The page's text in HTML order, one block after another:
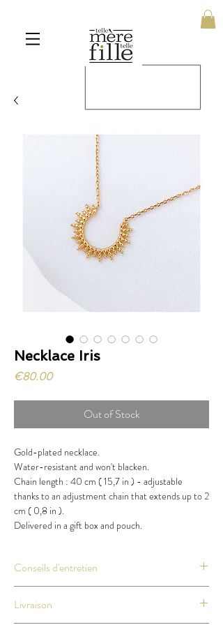
Necklace Iris
€80.00Price
Out of Stock
Gold-plated necklace.
Water-resistant and won't blacken.
Chain length : 40 cm ( 15,7 in ) - adjustable
thanks to an adjustment chain that extends up to 2
cm ( 0,8 in ).
Delivered in a gift box and pouch.
Conseils d'entretien
quotidien, évitez au maximum le contact avec
Livraison